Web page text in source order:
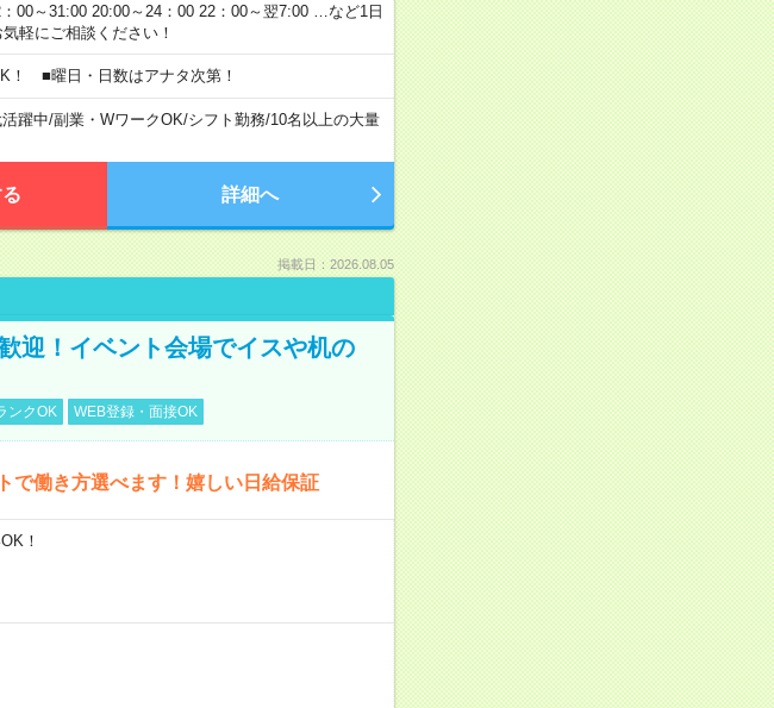
00～31:00 20:00～24：00 22：00～翌7:00 …など1日
軽にご相談ください！
！ ■曜日・日数はアナタ次第！
躍中/副業・WワークOK/シフト勤務/10名以上の大量
詳細へ
掲載日：2026.08.05
迎！イベント会場でイスや机の
ンクOK WEB登録・面接OK
で働き方選べます！嬉しい日給保証
！